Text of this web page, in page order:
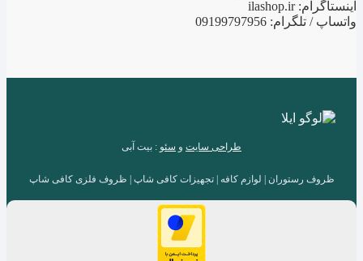
اینستاگرام: ilashop.ir
واتساپ / تلگرام: 09199797956
طراحی سایت و سئو : بیت آبی
ظروف رستوران | لوازم کافه | تجهیزات کافی شاپ | ظروف فلزی کافی شاپ